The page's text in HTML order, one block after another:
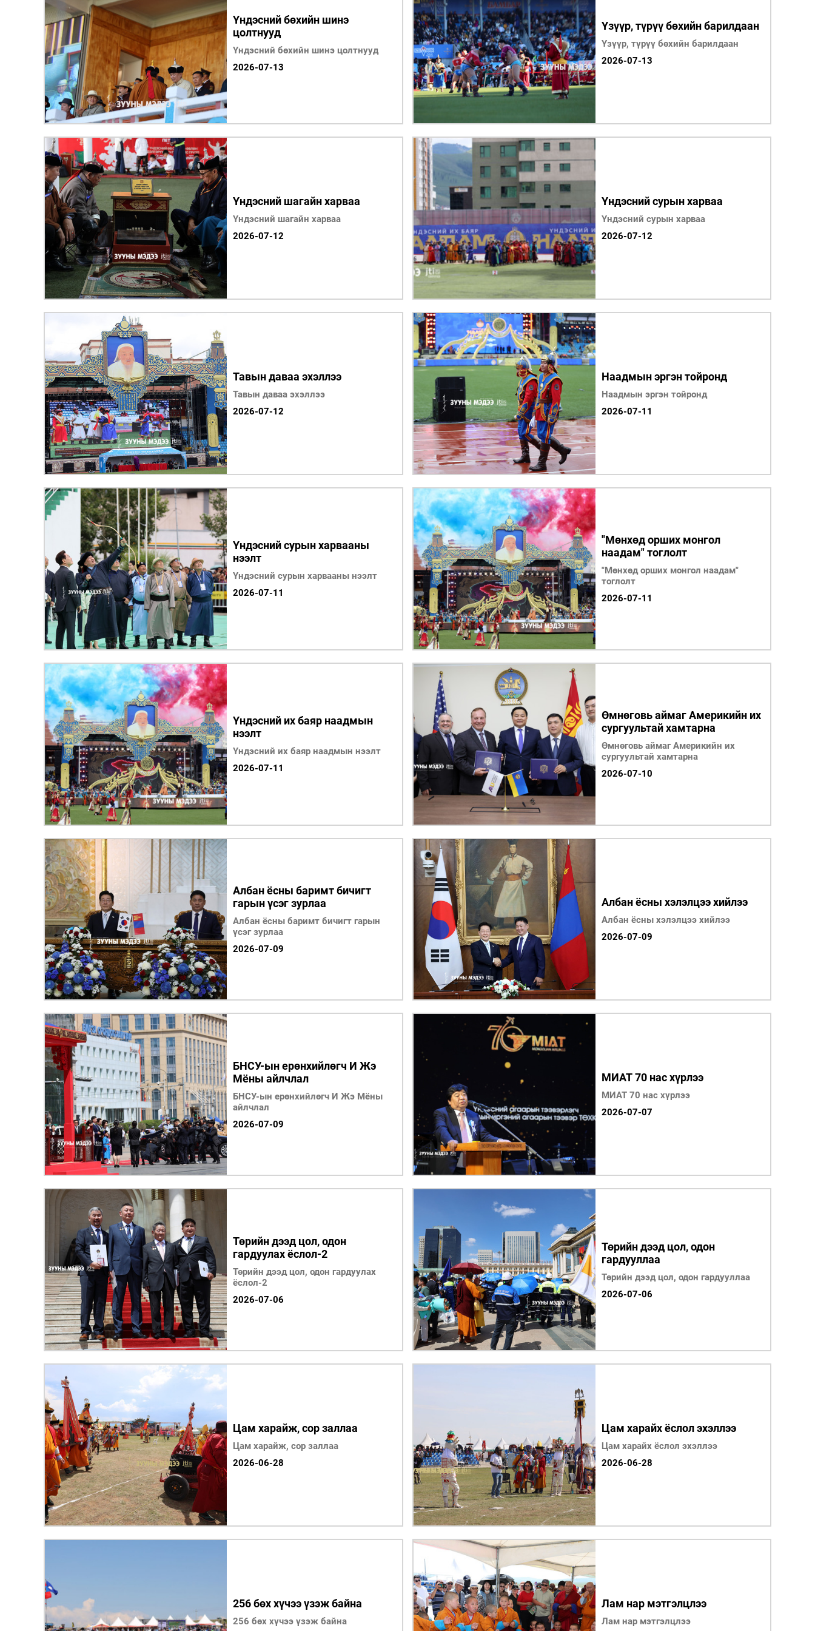
Үндэсний бөхийн шинэ
цолтнууд
Үндэсний бөхийн шинэ цолтнууд
2026-07-13
Үзүүр, түрүү бөхийн барилдаан
Үзүүр, түрүү бөхийн барилдаан
2026-07-13
Үндэсний шагайн харваа
Үндэсний шагайн харваа
2026-07-12
Үндэсний сурын харваа
Үндэсний сурын харваа
2026-07-12
Тавын даваа эхэллээ
Тавын даваа эхэллээ
2026-07-12
Наадмын эргэн тойронд
Наадмын эргэн тойронд
2026-07-11
Үндэсний сурын харвааны
нээлт
Үндэсний сурын харвааны нээлт
2026-07-11
"Мөнхөд орших монгол
наадам" тоглолт
"Мөнхөд орших монгол наадам"
тоглолт
2026-07-11
Үндэсний их баяр наадмын
нээлт
Үндэсний их баяр наадмын нээлт
2026-07-11
Өмнөговь аймаг Америкийн их
сургуультай хамтарна
Өмнөговь аймаг Америкийн их
сургуультай хамтарна
2026-07-10
Албан ёсны баримт бичигт
гарын үсэг зурлаа
Албан ёсны баримт бичигт гарын
үсэг зурлаа
2026-07-09
Албан ёсны хэлэлцээ хийлээ
Албан ёсны хэлэлцээ хийлээ
2026-07-09
БНСУ-ын ерөнхийлөгч И Жэ
Мёны айлчлал
БНСУ-ын ерөнхийлөгч И Жэ Мёны
айлчлал
2026-07-09
МИАТ 70 нас хүрлээ
МИАТ 70 нас хүрлээ
2026-07-07
Төрийн дээд цол, одон
гардуулах ёслол-2
Төрийн дээд цол, одон гардуулах
ёслол-2
2026-07-06
Төрийн дээд цол, одон
гардууллаа
Төрийн дээд цол, одон гардууллаа
2026-07-06
Цам харайж, сор заллаа
Цам харайж, сор заллаа
2026-06-28
Цам харайх ёслол эхэллээ
Цам харайх ёслол эхэллээ
2026-06-28
256 бөх хүчээ үзэж байна
256 бөх хүчээ үзэж байна
Лам нар мэтгэлцлээ
Лам нар мэтгэлцлээ